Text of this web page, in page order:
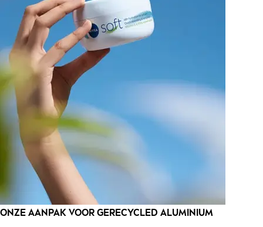
ONZE AANPAK VOOR GERECYCLED ALUMINIUM